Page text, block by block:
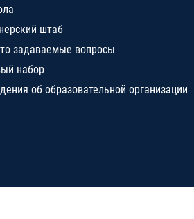
штаб
задаваемые вопросы
набор
об образовательной организации